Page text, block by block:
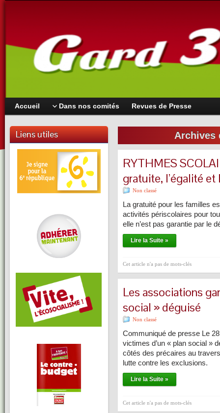
Accueil Dans nos comités Revues de Presse
Liens utiles Archives
RYTHMES
gratuite, l’égalité et
Non classé
La gratuité pour les familles
activités périscolaires pour
elle n’est pas garantie par le
Lire la Suite »
Cet article n'a pas de mots-clés
Les associations
social » déguisé
Non classé
Communiqué de presse Le
victimes d’un « plan social »
côtés des précaires au
lutte contre les exclusions.
Lire la Suite »
Cet article n'a pas de mots-clés